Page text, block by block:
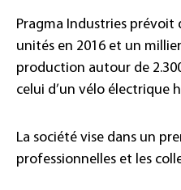
Pragma Industries prévoit
unités en 2016 et un
production autour de
celui d’un vélo électrique
La société vise dans un
professionnelles et les